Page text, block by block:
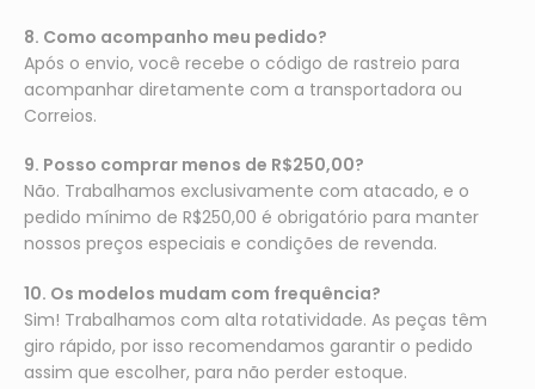
8. Como acompanho meu pedido?
Após o envio, você recebe o código de rastreio para
acompanhar diretamente com a transportadora ou
Correios.
9. Posso comprar menos de R$250,00?
Não. Trabalhamos exclusivamente com atacado, e o
pedido mínimo de R$250,00 é obrigatório para manter
nossos preços especiais e condições de revenda.
10. Os modelos mudam com frequência?
Sim! Trabalhamos com alta rotatividade. As peças têm
giro rápido, por isso recomendamos garantir o pedido
assim que escolher, para não perder estoque.